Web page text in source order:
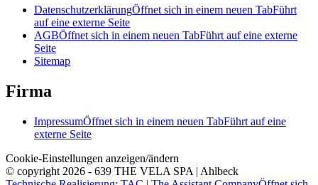
DatenschutzerklärungÖffnet sich in einem neuen TabFührt
auf eine externe Seite
AGBÖffnet sich in einem neuen TabFührt auf eine externe
Seite
Sitemap
Firma
ImpressumÖffnet sich in einem neuen TabFührt auf eine
externe Seite
Cookie-Einstellungen anzeigen/ändern
© copyright 2026 - 639 THE VELA SPA | Ahlbeck